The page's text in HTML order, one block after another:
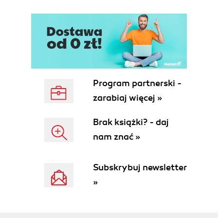
Komentarze (51)
Nowości w zakresie procedur i funkcji (52)
Nawiasy (53)
Przeciążanie procedur i funkcji (53)
Domyślne parametry procedur i funkcji (54)
Stałe (57)
Operatory (60)
Operatory porównania (60)
Operatory logiczne (60)
Operatory arytmetyczne (61)
Operatory zwiększenia i zmniejszenia (63)
Typy języka Object Pascal (63)
Program partnerski -
zarabiaj więcej »
Brak książki? - daj
nam znać »
Subskrybuj newsletter
»